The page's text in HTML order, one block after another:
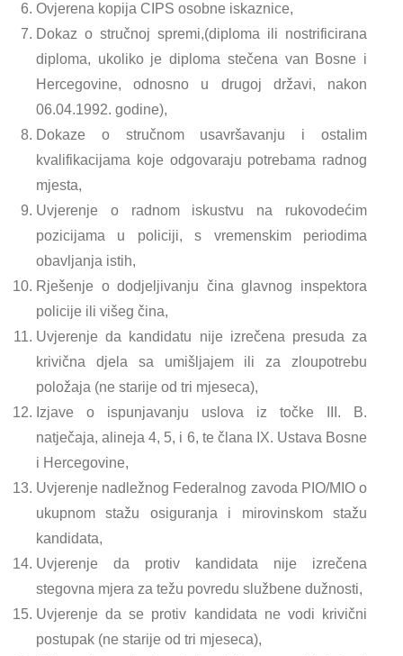
Ovjerena kopija CIPS osobne iskaznice,
Dokaz o stručnoj spremi,(diploma ili nostrificirana
diploma, ukoliko je diploma stečena van Bosne i
Hercegovine, odnosno u drugoj državi, nakon
06.04.1992. godine),
Dokaze o stručnom usavršavanju i ostalim
kvalifikacijama koje odgovaraju potrebama radnog
mjesta,
Uvjerenje o radnom iskustvu na rukovodećim
pozicijama u policiji, s vremenskim periodima
obavljanja istih,
Rješenje o dodjeljivanju čina glavnog inspektora
policije ili višeg čina,
Uvjerenje da kandidatu nije izrečena presuda za
krivična djela sa umišljajem ili za zloupotrebu
položaja (ne starije od tri mjeseca),
Izjave o ispunjavanju uslova iz točke III. B.
natječaja, alineja 4, 5, i 6, te člana IX. Ustava Bosne
i Hercegovine,
Uvjerenje nadležnog Federalnog zavoda PIO/MIO o
ukupnom stažu osiguranja i mirovinskom stažu
kandidata,
Uvjerenje da protiv kandidata nije izrečena
stegovna mjera za težu povredu službene dužnosti,
Uvjerenje da se protiv kandidata ne vodi krivični
postupak (ne starije od tri mjeseca),